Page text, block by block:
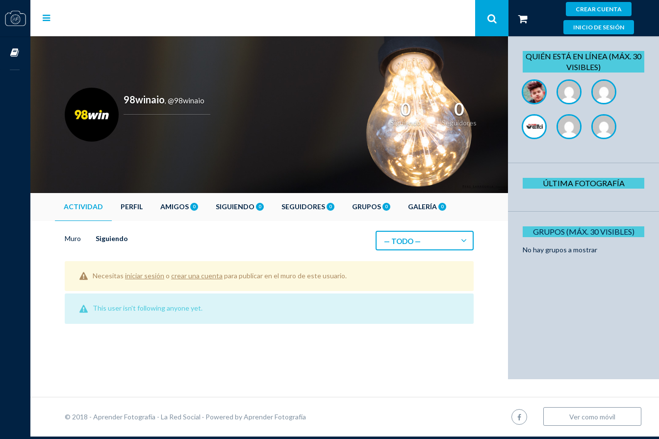
CREAR CUENTA
INICIO DE SESIÓN
98winaio, @98winaio 0
Siguiendo
0
Seguidores
ACTIVIDAD PERFIL AMIGOS 0 SIGUIENDO 0 SEGUIDORES 0 GRUPOS 0 GALERÍA 0
Muro Siguiendo — TODO —
Necesitas iniciar sesión o crear una cuenta para publicar en el muro de este usuario.
This user isn't following anyone yet.
QUIÉN ESTÁ EN LÍNEA (MÁX. 30
VISIBLES)
ÚLTIMA FOTOGRAFÍA
GRUPOS (MÁX. 30 VISIBLES)
No hay grupos a mostrar
© 2018 - Aprender Fotografía - La Red Social · Powered byAprender Fotografía